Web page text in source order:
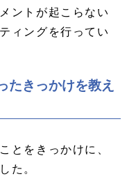
ントが起こらない
ィングを行ってい
たきっかけを教え
とをきっかけに、
た。